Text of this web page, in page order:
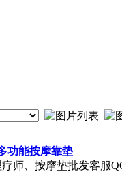
功能按摩靠垫
师、按摩垫批发客服